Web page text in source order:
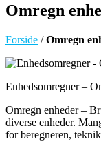
Omregn
Forside /Omregn
Enhedsomregner –
Omregn enheder –
diverse enheder.
for beregneren,